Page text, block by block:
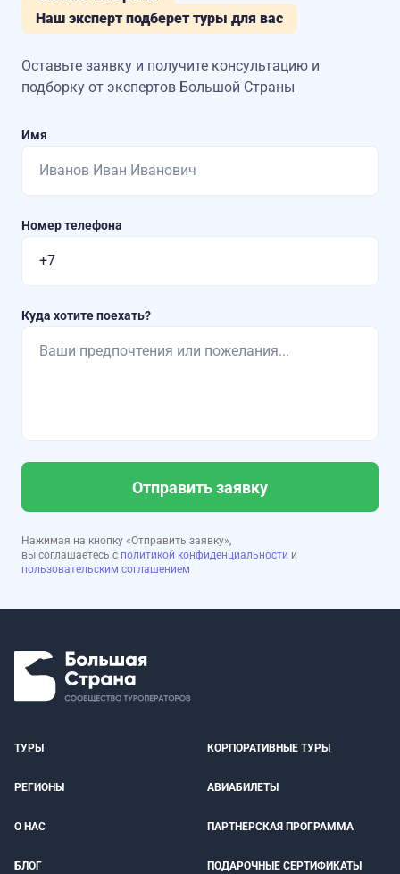
Наш эксперт подберет туры для вас
Оставьте заявку и получите консультацию и
подборку от экспертов Большой Страны
Имя
Номер телефона
Куда хотите поехать?
Отправить заявку
Нажимая на кнопку «Отправить заявку»,
вы соглашаетесь с политикой конфиденциальности и
пользовательским соглашением
ТУРЫ КОРПОРАТИВНЫЕ ТУРЫ
РЕГИОНЫ АВИАБИЛЕТЫ
О НАС ПАРТНЕРСКАЯ ПРОГРАММА
БЛОГ ПОДАРОЧНЫЕ СЕРТИФИКАТЫ